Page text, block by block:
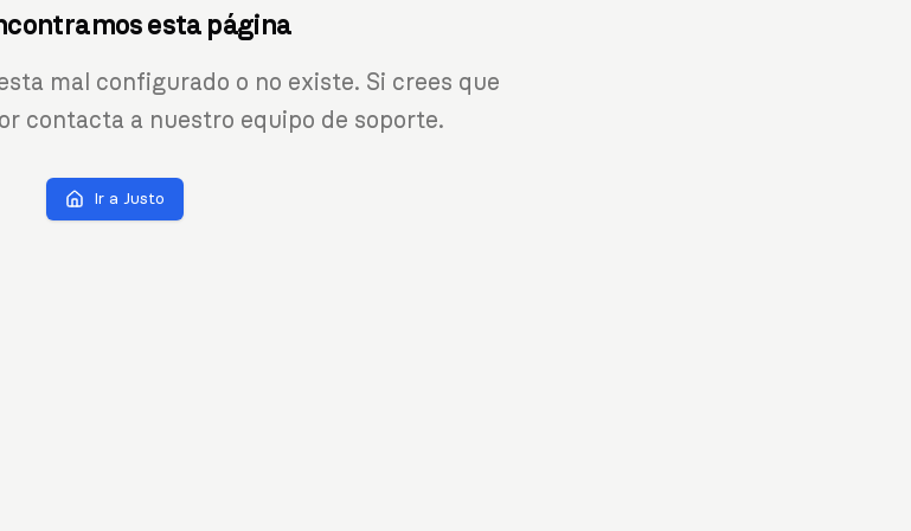
esta página
mal configurado o no existe. Si crees que
contacta a nuestro equipo de soporte.
Ir a Justo